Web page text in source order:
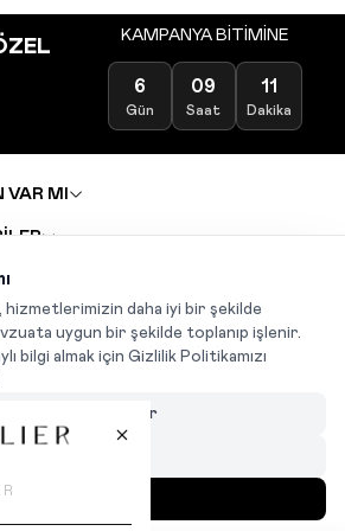
KAMPANYA BİTİMİNE
6
Gün
09
Saat
11
Dakika
MI
hizmetlerimizin daha iyi bir şekilde
uygun bir şekilde toplanıp işlenir.
bilgi almak için Gizlilik Politikamızı
Çerezleri Özelleştir